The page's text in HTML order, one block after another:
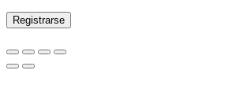
Registrarse